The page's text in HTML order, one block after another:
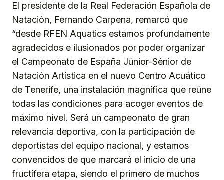
El presidente de la Real Federación Española de
Natación, Fernando Carpena, remarcó que
“desde RFEN Aquatics estamos profundamente
agradecidos e ilusionados por poder organizar
el Campeonato de España Júnior-Sénior de
Natación Artística en el nuevo Centro Acuático
de Tenerife, una instalación magnífica que reúne
todas las condiciones para acoger eventos de
máximo nivel. Será un campeonato de gran
relevancia deportiva, con la participación de
deportistas del equipo nacional, y estamos
convencidos de que marcará el inicio de una
fructífera etapa, siendo el primero de muchos